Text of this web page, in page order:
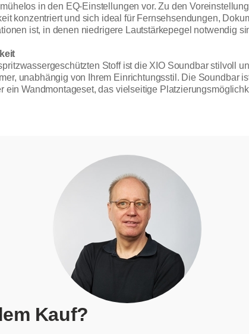
in den EQ-Einstellungen vor. Zu den
konzentriert und sich ideal für Fernsehsendungen,
ist, in denen niedrigere Lautstärkepegel notwendig
Stoff ist die XIO Soundbar stilvoll
unabhängig von Ihrem Einrichtungsstil. Die Soundbar
Wandmontageset, das vielseitige
Kauf?